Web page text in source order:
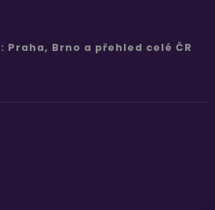
Brno a přehled celé ČR